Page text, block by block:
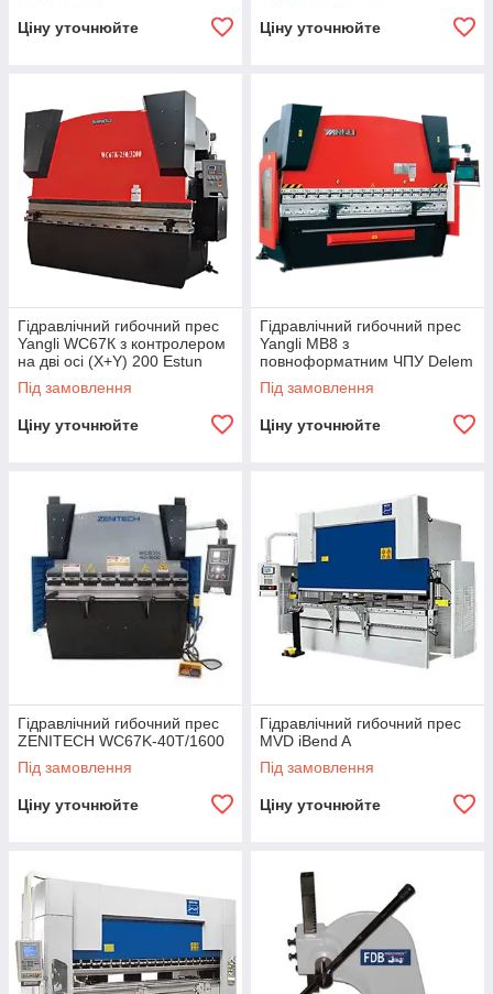
Ціну уточнюйте Ціну уточнюйте
Гідравлічний гибочний прес
Yangli WC67К з контролером
на дві осі (X+Y) 200 Estun
Під замовлення
Ціну уточнюйте
Гідравлічний гибочний прес
Yangli MB8 з
повноформатним ЧПУ Delem
DA-66T
Під замовлення
Ціну уточнюйте
Гідравлічний гибочний прес
ZENITECH WC67K-40T/1600
Під замовлення
Ціну уточнюйте
Гідравлічний гибочний прес
MVD iBend A
Під замовлення
Ціну уточнюйте